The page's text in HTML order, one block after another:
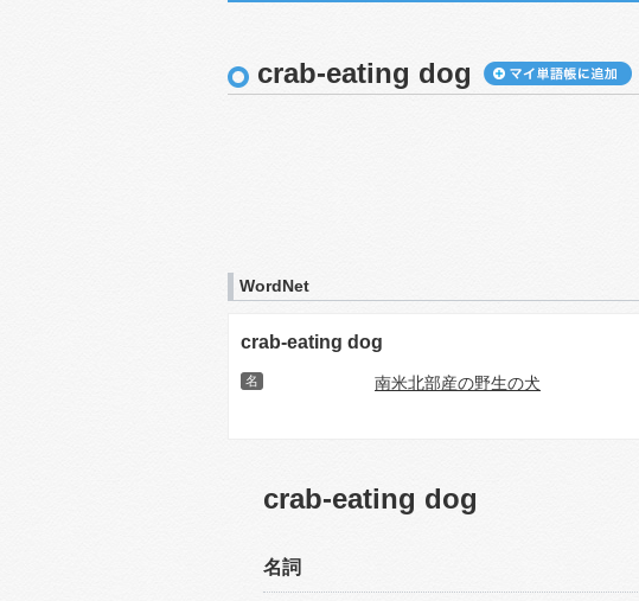
crab-eating dog
WordNet
crab-eating dog
名 南米北部産の野生の犬
crab-eating dog
名詞